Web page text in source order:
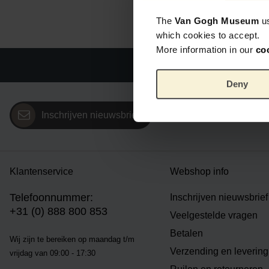
The Van Gogh Museum
which cookies to accept.
More information in our
Deny
Inschrijven nieuwsbrief
Klantenservice
Telefoonnummer:
+31 (0) 888 800 853
Wij zijn te bereiken op maandag t/m
vrijdag van 09:00 - 17:30
Webshop info
Inschrijven nieuwsbrief
Veelgestelde vragen
Betalen
Verzending en levering